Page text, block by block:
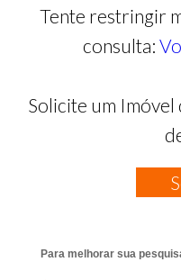
Tente restringir
consulta:
Solicite um Imóvel
Para melhorar sua